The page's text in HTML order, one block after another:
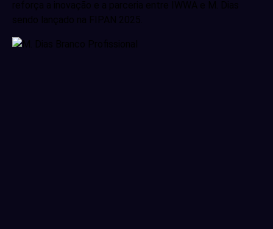
reforça a inovação e a parceria entre IWWA e M. Dias
sendo lançado na FIPAN 2025.